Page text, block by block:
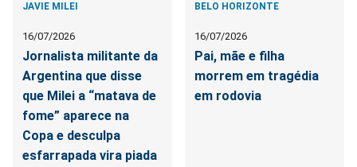
JAVIE MILEI
16/07/2026
Jornalista militante da
Argentina que disse
que Milei a “matava de
fome” aparece na
Copa e desculpa
esfarrapada vira piada
BELO HORIZONTE
16/07/2026
Pai, mãe e filha
morrem em tragédia
em rodovia